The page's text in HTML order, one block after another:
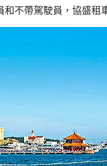
不帶駕駛員，協盛租